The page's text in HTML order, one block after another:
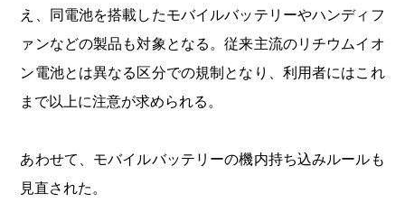
え、同電池を搭載したモバイルバッテリーやハンディフ
ァンなどの製品も対象となる。従来主流のリチウムイオ
ン電池とは異なる区分での規制となり、利用者にはこれ
まで以上に注意が求められる。
あわせて、モバイルバッテリーの機内持ち込みルールも
見直された。